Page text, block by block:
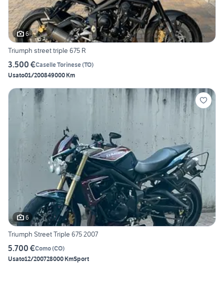
6
Triumph street triple 675 R
3.500 €Caselle Torinese(TO)
Usato01/200849000 Km
6
Triumph Street Triple 675 2007
5.700 €Como(CO)
Usato12/200728000 KmSport